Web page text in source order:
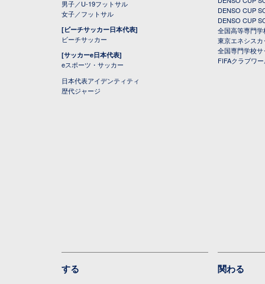
男子／U-19フットサル
女子／フットサル
[ビーチサッカー日本代表]
ビーチサッカー
[サッカーe日本代表]
eスポーツ・サッカー
日本代表アイデンティティ
歴代ジャージ
DENSO CUP
DENSO CUP
全国高等専門
東京エネシス
全国専門学校
FIFAクラブワ
する 関わる